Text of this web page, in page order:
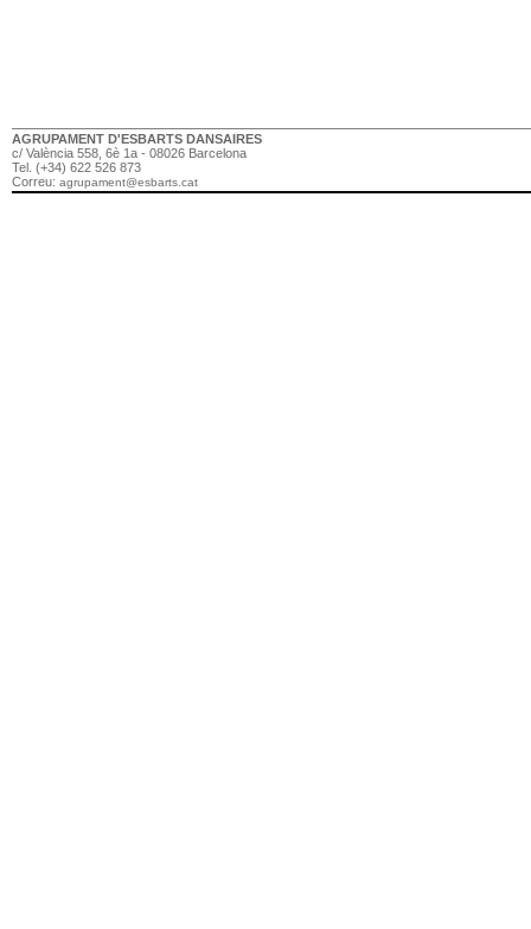
AGRUPAMENT D'ESBARTS DANSAIRES
c/ València 558, 6è 1a - 08026 Barcelona
Tel. (+34) 622 526 873
Correu: agrupament@esbarts.cat